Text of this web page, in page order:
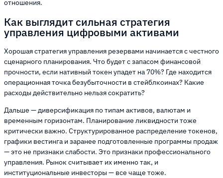
отношения.
Как выглядит сильная стратегия
управления цифровыми активами
Хорошая стратегия управления резервами начинается с честного
сценарного планирования. Что будет с запасом финансовой
прочности, если нативный токен упадет на 70%? Где находится
операционная точка безубыточности в стейблкоинах? Какие
расходы действительно нельзя сократить?
Дальше — диверсификация по типам активов, валютам и
временным горизонтам. Планирование ликвидности тоже
критически важно. Структурированное распределение токенов,
графики вестинга и заранее подготовленные программы продаж
— это не признаки слабости. Это признаки профессионального
управления. Рынок считывает их именно так, и
институциональные инвесторы — все чаще тоже.